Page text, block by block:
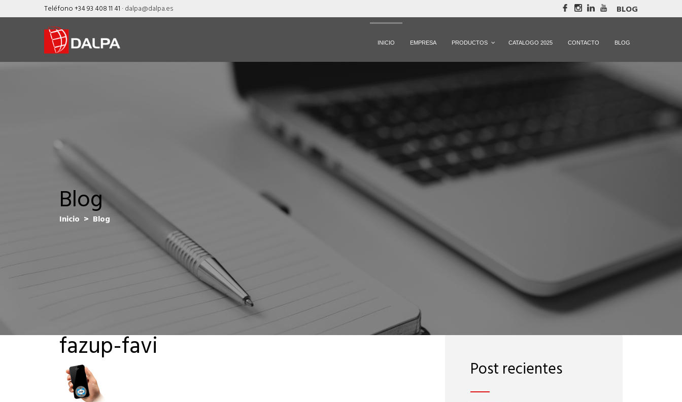
to
Teléfono +34 93 408 11 41 · dalpa@dalpa.es BLOG
INICIO EMPRESA PRODUCTOS CATALOGO 2025 CONTACTO BLOG
Blog
Inicio > Blog
fazup-favi
Post recientes